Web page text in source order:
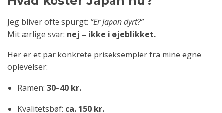
Jeg bliver ofte spurgt: “Er Japan dyrt?”
Mit ærlige svar: nej – ikke i øjeblikket.
Her er et par konkrete priseksempler fra mine egne
oplevelser:
Ramen: 30–40 kr.
Kvalitetsbøf: ca. 150 kr.